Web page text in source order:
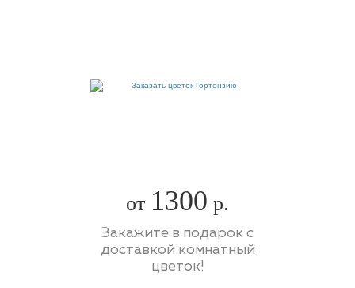
от 1300 р.
Закажите в подарок с
доставкой комнатный
цветок!